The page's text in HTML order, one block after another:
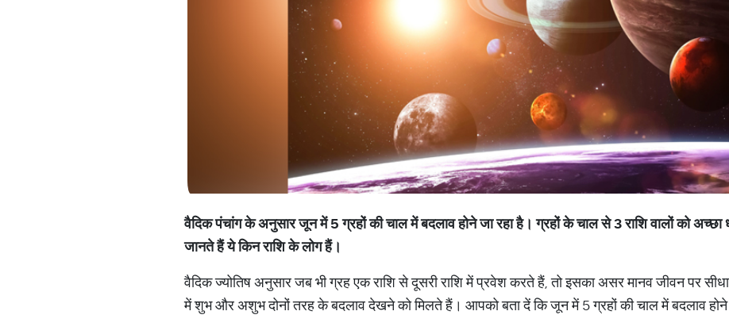
वैदिकपंचांगकेअनुसारजूनमें5ग्रहोंकीचालमेंबदलावहोनेजारहाहै। ग्रहोंकेचालसे3राशिवालोंकोअच्छा
जानतेहैंयेकिनराशिकेलोगहैं।
वैदिक ज्योतिष अनुसार जब भी ग्रह एक राशि से दूसरी राशि में प्रवेश करते हैं, तो इसका असर मानव जीवन पर
में शुभ और अशुभ दोनों तरह के बदलाव देखने को मिलते हैं। आपको बता दें कि जून में 5 ग्रहों की चाल में बदलाव